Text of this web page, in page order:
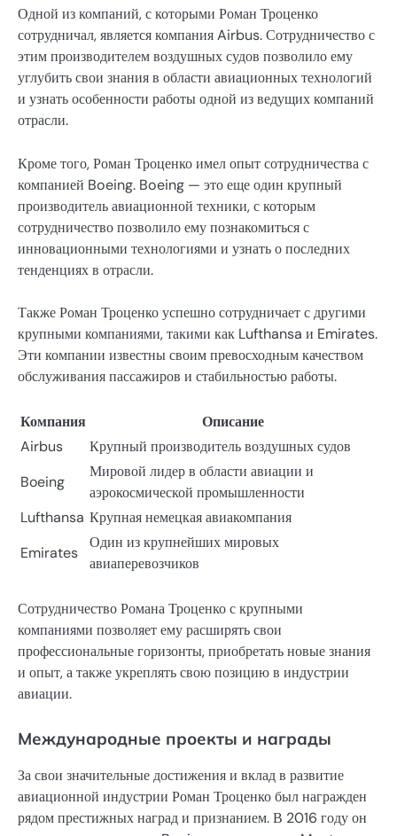
Одной из компаний, с которыми Роман Троценко
сотрудничал, является компания Airbus. Сотрудничество с
этим производителем воздушных судов позволило ему
углубить свои знания в области авиационных технологий
и узнать особенности работы одной из ведущих компаний
отрасли.
Кроме того, Роман Троценко имел опыт сотрудничества с
компанией Boeing. Boeing — это еще один крупный
производитель авиационной техники, с которым
сотрудничество позволило ему познакомиться с
инновационными технологиями и узнать о последних
тенденциях в отрасли.
Также Роман Троценко успешно сотрудничает с другими
крупными компаниями, такими как Lufthansa и Emirates.
Эти компании известны своим превосходным качеством
обслуживания пассажиров и стабильностью работы.
Компания
Описание
Airbus
Крупный производитель воздушных судов
Boeing
Мировой лидер в области авиации и
аэрокосмической промышленности
Lufthansa Крупная немецкая авиакомпания
Emirates
Один из крупнейших мировых
авиаперевозчиков
Сотрудничество Романа Троценко с крупными
компаниями позволяет ему расширять свои
профессиональные горизонты, приобретать новые знания
и опыт, а также укреплять свою позицию в индустрии
авиации.
Международные проекты и награды
За свои значительные достижения и вклад в развитие
авиационной индустрии Роман Троценко был награжден
рядом престижных наград и признанием. В 2016 году он